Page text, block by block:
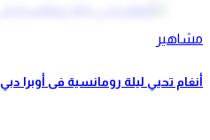
مشاهير
أنغام تحيي ليلة رومانسية فى أوبرا دبي